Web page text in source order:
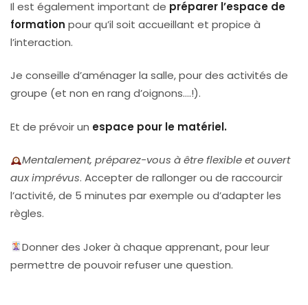
Il est également important de préparer l’espace de
formation pour qu’il soit accueillant et propice à
l’interaction.
Je conseille d’aménager la salle, pour des activités de
groupe (et non en rang d’oignons….!).
Et de prévoir un espace pour le matériel.
Mentalement, préparez-vous à être flexible et ouvert
aux imprévus. Accepter de rallonger ou de raccourcir
l’activité, de 5 minutes par exemple ou d’adapter les
règles.
Donner des Joker à chaque apprenant, pour leur
permettre de pouvoir refuser une question.